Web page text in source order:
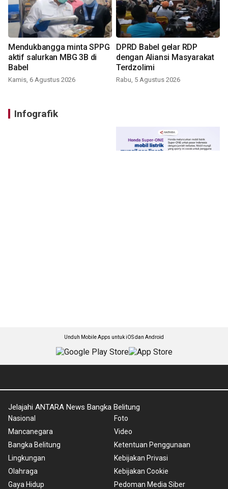
Mendukbangga minta SPPG
aktif salurkan MBG 3B di
Babel
Kamis, 6 Agustus 2026
DPRD Babel gelar RDP
dengan Aliansi Masyarakat
Terdzolimi
Rabu, 5 Agustus 2026
Infografik
Unduh Mobile Apps untuk iOS dan Android
Jelajahi ANTARA News Bangka Belitung
Nasional
Mancanegara
Bangka Belitung
Lingkungan
Olahraga
Gaya Hidup
Foto
Video
Ketentuan Penggunaan
Kebijakan Privasi
Kebijakan Cookie
Pedoman Media Siber